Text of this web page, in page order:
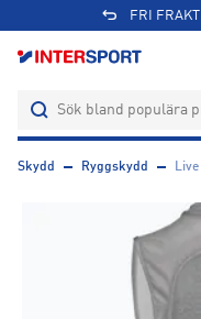
FRI
Skydd Ryggskydd